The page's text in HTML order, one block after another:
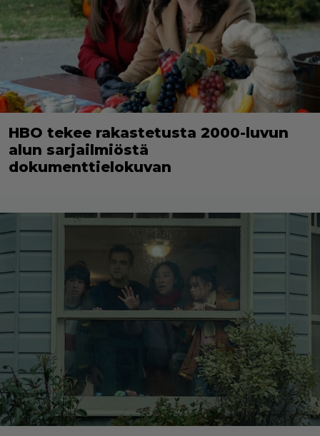
HBO tekee rakastetusta 2000-luvun
alun sarjailmiöstä
dokumenttielokuvan